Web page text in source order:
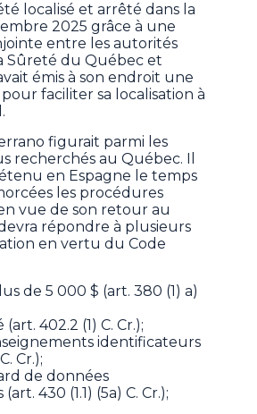
localisé et arrêté dans la
2025 grâce à une
entre les autorités
Sûreté du Québec et
émis à son endroit une
faciliter sa localisation à
figurait parmi les
recherchés au Québec. Il
en Espagne le temps
les procédures
vue de son retour au
répondre à plusieurs
en vertu du Code
de 5 000 $ (art. 380 (1) a)
(art. 402.2 (1) C. Cr.);
identificateurs
Cr.);
de données
430 (1.1) (5a) C. Cr.);